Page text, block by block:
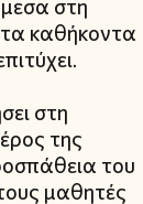
στη
καθήκοντα
στη
της
του
μαθητές